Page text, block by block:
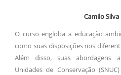
Camilo Silva
O curso engloba a educação
como suas disposições nos
Além disso, suas abordagens
Unidades de Conservação